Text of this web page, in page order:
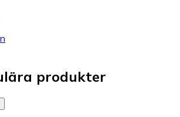
produkter